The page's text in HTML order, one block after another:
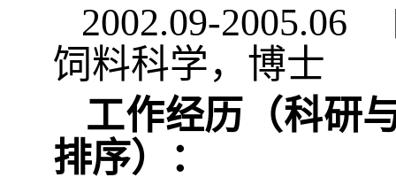
2002.09-2005.06
饲料科学，博士
工作经历（科研
排序）：